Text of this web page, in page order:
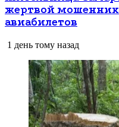
Жительница
жертвой